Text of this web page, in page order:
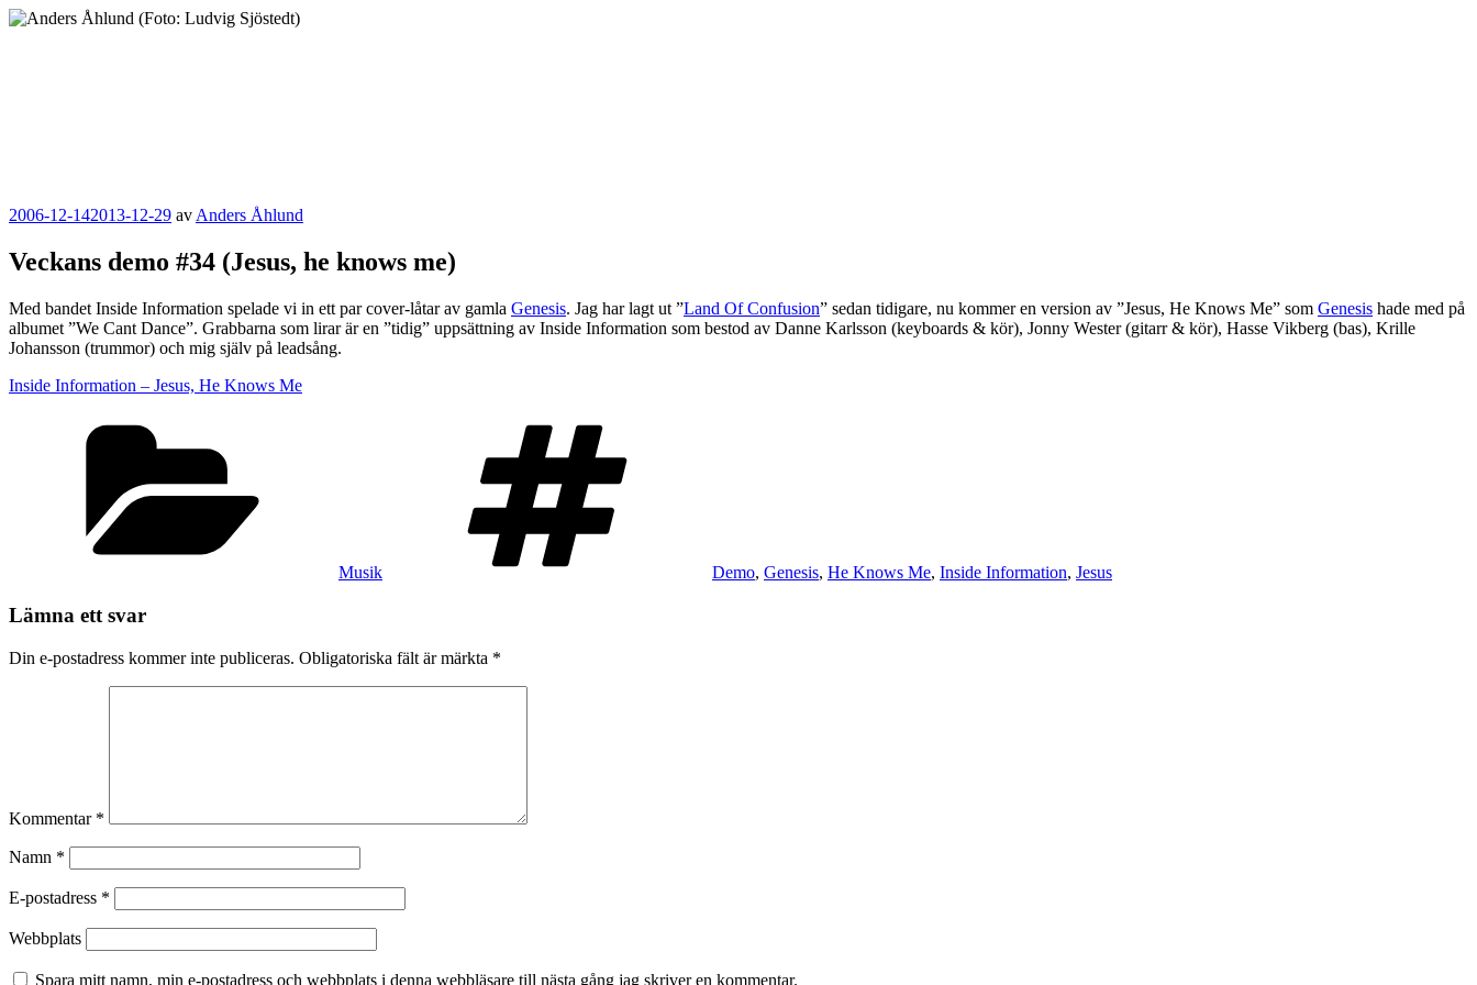
Hoppa
Publicerat
2006-12-142013-12-29 av Anders Åhlund
Veckans demo #34 (Jesus, he knows me)
Med bandet Inside Information spelade vi in ett par cover-låtar av gamla Genesis. Jag har lagt ut ”Land Of Confusion” sedan tidigare, nu kommer en version av ”Jesus, He Knows Me” som Genesis hade med på
albumet ”We Cant Dance”. Grabbarna som lirar är en ”tidig” uppsättning av Inside Information som bestod av Danne Karlsson (keyboards & kör), Jonny Wester (gitarr & kör), Hasse Vikberg (bas), Krille
Johansson (trummor) och mig själv på leadsång.
Inside Information – Jesus, He Knows Me
Musik Demo, Genesis, He Knows Me, Inside Information, Jesus
Lämna ett svar
Din e-postadress kommer inte publiceras. Obligatoriska fält är märkta *
Kommentar *
Namn *
E-postadress *
Webbplats
Spara mitt namn, min e-postadress och webbplats i denna webbläsare till nästa gång jag skriver en kommentar.